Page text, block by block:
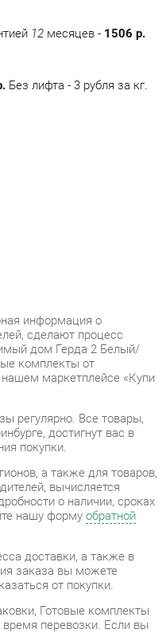
сделают процесс
дом Герда 2 Белый/
комплекты от
маркетплейсе «Купи
Все товары,
достигнут вас в
покупки.
а также для товаров,
вычисляется
о наличии, сроках
доставки, а также в
заказа вы можете
от покупки.
Готовые комплекты
перевозки. Если вы
товара, мы
элемент.
не будет стоить вам